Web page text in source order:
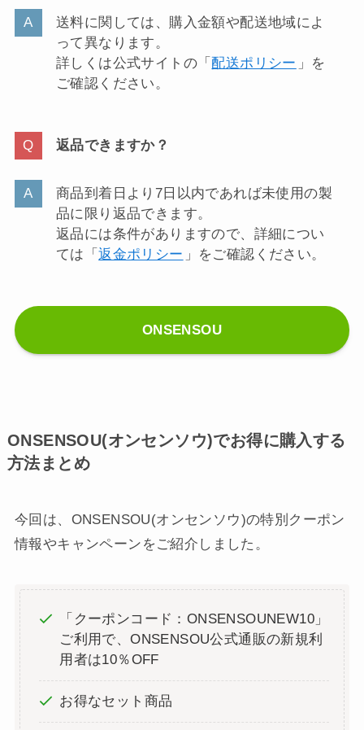
送料に関しては、購入金額や配送地域によ
って異なります。
詳しくは公式サイトの「 配送ポリシー 」を
ご確認ください。
返品できますか？
商品到着日より7日以内であれば未使用の製
品に限り返品できます。
返品には条件がありますので、詳細につい
ては「返金ポリシー 」をご確認ください。
ONSENSOU
ONSENSOU(オンセンソウ)でお得に購入する
方法まとめ
今回は、ONSENSOU(オンセンソウ)の特別クーポン
情報やキャンペーンをご紹介しました。
「クーポンコード：ONSENSOUNEW10」
ご利用で、ONSENSOU公式通販の新規利
用者は10％OFF
お得なセット商品